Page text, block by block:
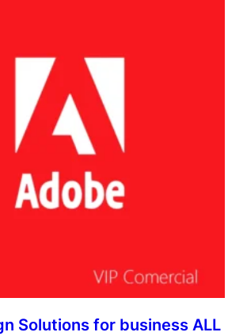
Solutions for business ALL